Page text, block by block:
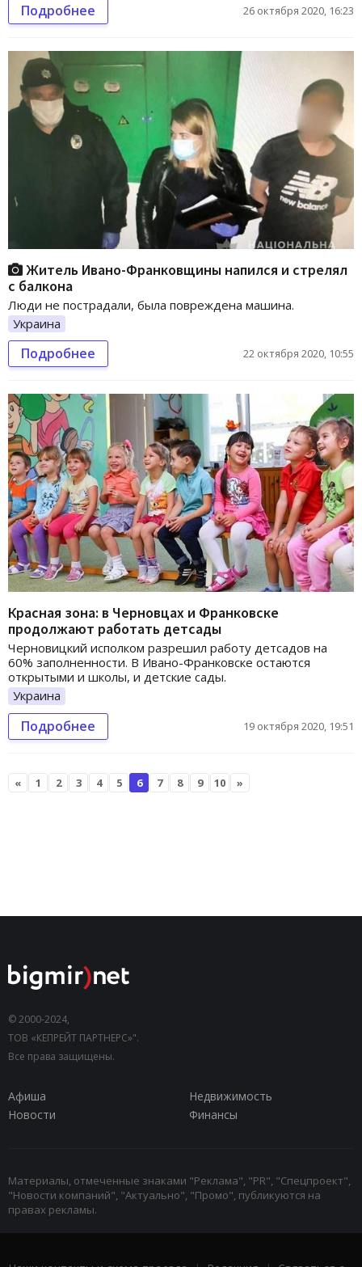
Подробнее 26 октября 2020, 16:23
Житель Ивано-Франковщины напился и стрелял
с балкона
Люди не пострадали, была повреждена машина.
Украина
Подробнее 22 октября 2020, 10:55
Красная зона: в Черновцах и Франковске
продолжают работать детсады
Черновицкий исполком разрешил работу детсадов на
60% заполненности. В Ивано-Франковске остаются
открытыми и школы, и детские сады.
Украина
Подробнее 19 октября 2020, 19:51
« 1 2 3 4 5 6 7 8 9 10 »
© 2000-2024,
ТОВ «КЕПРЕЙТ ПАРТНЕРС»".
Все права защищены.
Афиша
Недвижимость
Новости
Финансы
Материалы, отмеченные знаками "Реклама", "PR", "Спецпроект",
"Новости компаний", "Актуально", "Промо", публикуются на
правах рекламы.